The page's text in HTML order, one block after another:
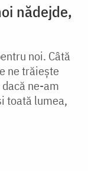
nădejde,
noi. Câtă
ne trăiește
ne-am
toată lumea,